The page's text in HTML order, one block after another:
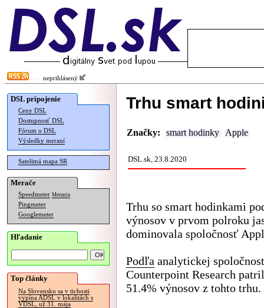
neprihlásený
DSL pripojenie
Ceny DSL
Dostupnosť DSL
Fórum o DSL
Výsledky meraní
Satelitná mapa SR
Merače
Speedmeter Merania
Pingmeter
Googlemeter
Hľadanie
Top články
Na Slovensku sa v tichosti
vypína ADSL v lokalitách s
VDSL, už 31. mája
Trhu smart
Značky: smart hodinky Apple
DSL.sk, 23.8.2020
Trhu so smart hodinkami
výnosov v prvom polroku
dominovala spoločnosť
Podľa analytickej
Counterpoint Research
51.4% výnosov z tohto trhu.